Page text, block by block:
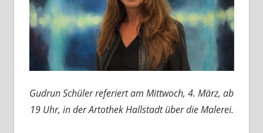
Gudrun Schüler referiert am Mittwoch, 4. März, ab
19 Uhr, in der Artothek Hallstadt über die Malerei.